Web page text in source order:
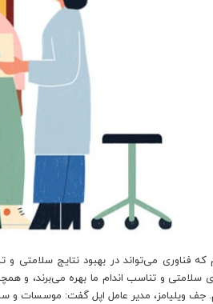
که فناوری می‌تواند در بهبود نتایج سلامتی
سلامتی و تناسب اندام ما بهره می‌برند،
ویلیامز، مدیر عامل اپل گفت: موسسات و